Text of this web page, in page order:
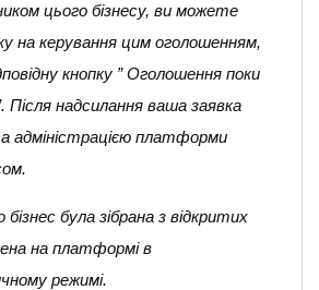
цього бізнесу, ви можете
на керування цим оголошенням,
кнопку ” Оголошення поки
Після надсилання ваша заявка
адміністрацією платформи
бізнес була зібрана з відкритих
на платформі в
режимі.